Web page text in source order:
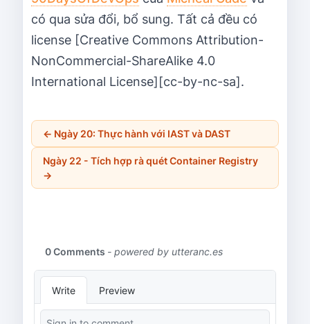
có qua sửa đổi, bổ sung. Tất cả đều có
license [Creative Commons Attribution-
NonCommercial-ShareAlike 4.0
International License][cc-by-nc-sa].
← Ngày 20: Thực hành với IAST và DAST
Ngày 22 - Tích hợp rà quét Container Registry
→